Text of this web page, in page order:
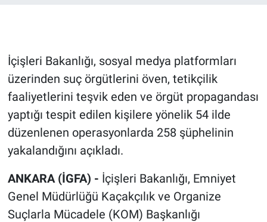
İçişleri Bakanlığı, sosyal medya platformları
üzerinden suç örgütlerini öven, tetikçilik
faaliyetlerini teşvik eden ve örgüt propagandası
yaptığı tespit edilen kişilere yönelik 54 ilde
düzenlenen operasyonlarda 258 şüphelinin
yakalandığını açıkladı.
ANKARA (İGFA) - İçişleri Bakanlığı, Emniyet
Genel Müdürlüğü Kaçakçılık ve Organize
Suçlarla Mücadele (KOM) Başkanlığı